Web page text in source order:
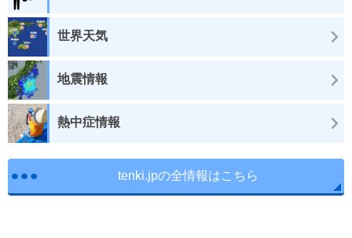
世界天気
地震情報
熱中症情報
tenki.jpの全情報はこちら